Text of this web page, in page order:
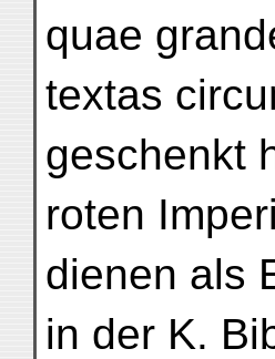
quae
textas
geschenkt
roten
dienen als
in der K.